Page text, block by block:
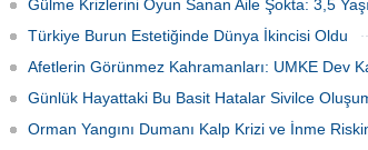
sürüş süresinin 53 dakikaya kadar
erkenden önlemeyi
Gülme Krizlerini Oyun Sanan Aile Şokta: 3,5
Türkiye Burun Estetiğinde Dünya İkincisi Oldu
Afetlerin Görünmez Kahramanları: UMKE Dev
Günlük Hayattaki Bu Basit Hatalar Sivilce
Orman Yangını Dumanı Kalp Krizi ve İnme